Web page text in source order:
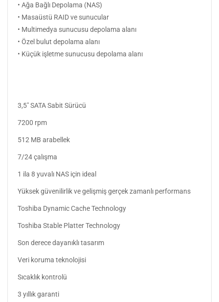
• Ağa Bağlı Depolama (NAS)
• Masaüstü RAID ve sunucular
• Multimedya sunucusu depolama alanı
• Özel bulut depolama alanı
• Küçük işletme sunucusu depolama alanı
3,5" SATA Sabit Sürücü
7200 rpm
512 MB arabellek
7/24 çalışma
1 ila 8 yuvalı NAS için ideal
Yüksek güvenilirlik ve gelişmiş gerçek zamanlı performans
Toshiba Dynamic Cache Technology
Toshiba Stable Platter Technology
Son derece dayanıklı tasarım
Veri koruma teknolojisi
Sıcaklık kontrolü
3 yıllık garanti